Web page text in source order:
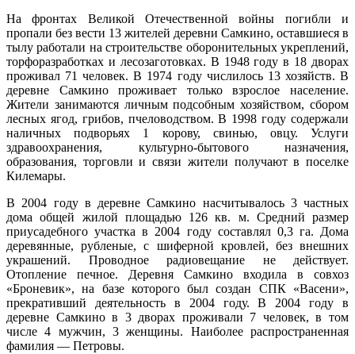
14.02
15:00
-4°
760
82%
4.6
296°
14.02
18:00
-7.5°
762
80%
4.7
292°
14.02
21:00
-8.1°
763
88%
На фронтах Великой Отечественной войны погибли и
пропали без вести 13 жителей деревни Самкино, оставшиеся в
тылу работали на строительстве оборонительных укреплений,
торфоразработках и лесозаготовках. В 1948 году в 18 дворах
проживал 71 человек. В 1974 году числилось 13 хозяйств. В
деревне Самкино проживает только взрослое население.
Жители занимаются личным подсобным хозяйством, сбором
лесных ягод, грибов, пчеловодством. В 1998 году содержали
наличных подворьях 1 корову, свинью, овцу. Услуги
здравоохранения, культурно-бытового назначения,
образования, торговли и связи жители получают в поселке
Килемары.
В 2004 году в деревне Самкино насчитывалось 3 частных
дома общей жилой площадью 126 кв. м. Средний размер
приусадебного участка в 2004 году составлял 0,3 га. Дома
деревянные, рубленые, с шиферной кровлей, без внешних
украшений. Проводное радиовещание не действует.
Отопление печное. Деревня Самкино входила в совхоз
«Броневик», на базе которого был создан СПК «Васени»,
прекративший деятельность в 2004 году. В 2004 году в
деревне Самкино в 3 дворах проживали 7 человек, в том
числе 4 мужчин, 3 женщины. Наиболее распространенная
фамилия — Петровы.